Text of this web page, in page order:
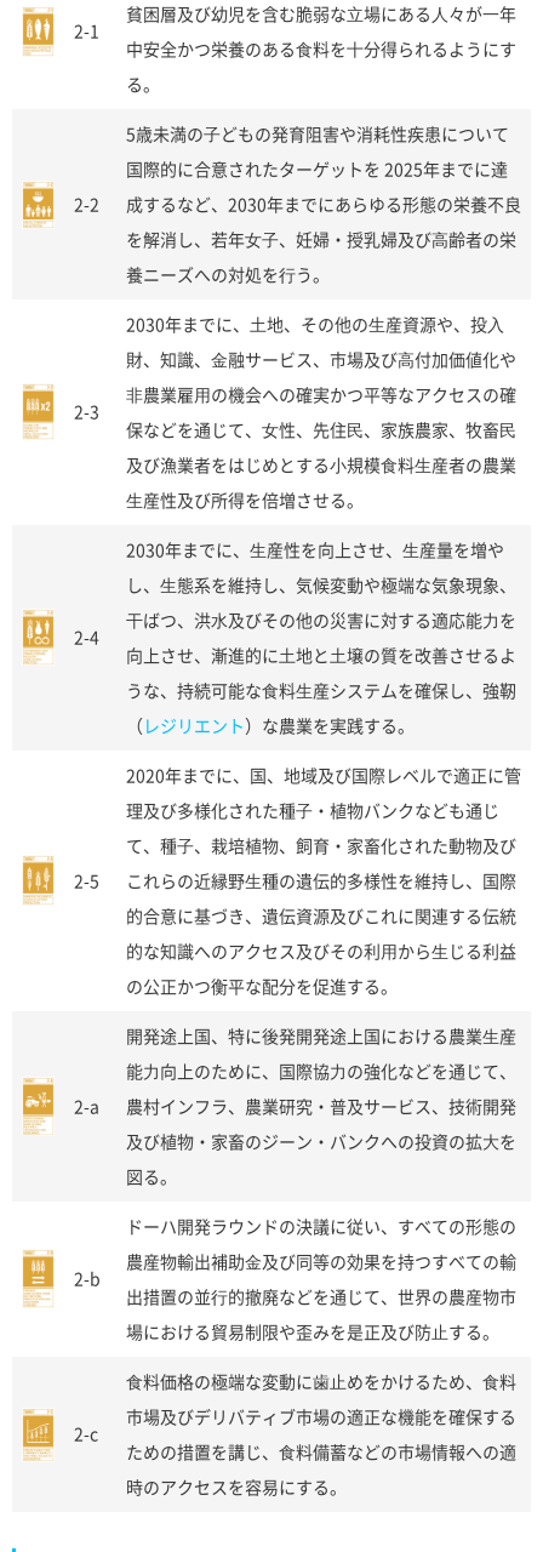
2-1
貧困層及び幼児を含む脆弱な⽴場にある⼈々が⼀年
中安全かつ栄養のある⾷料を⼗分得られるようにす
る。
2-2
5歳未満の⼦どもの発育阻害や消耗性疾患について
国際的に合意されたターゲットを 2025年までに達
成するなど、2030年までにあらゆる形態の栄養不良
を解消し、若年⼥⼦、妊婦・授乳婦及び⾼齢者の栄
養ニーズへの対処を⾏う。
2-3
2030年までに、⼟地、その他の⽣産資源や、投⼊
財、知識、⾦融サービス、市場及び⾼付加価値化や
⾮農業雇⽤の機会への確実かつ平等なアクセスの確
保などを通じて、⼥性、先住⺠、家族農家、牧畜⺠
及び漁業者をはじめとする⼩規模⾷料⽣産者の農業
⽣産性及び所得を倍増させる。
2-4
2030年までに、⽣産性を向上させ、⽣産量を増や
し、⽣態系を維持し、気候変動や極端な気象現象、
⼲ばつ、洪⽔及びその他の災害に対する適応能⼒を
向上させ、漸進的に⼟地と⼟壌の質を改善させるよ
うな、持続可能な⾷料⽣産システムを確保し、強靭
（ レジリエント）な農業を実践する。
2-5
2020年までに、国、地域及び国際レベルで適正に管
理及び多様化された種⼦・植物バンクなども通じ
て、種⼦、栽培植物、飼育・家畜化された動物及び
これらの近縁野⽣種の遺伝的多様性を維持し、国際
的合意に基づき、遺伝資源及びこれに関連する伝統
的な知識へのアクセス及びその利⽤から⽣じる利益
の公正かつ衡平な配分を促進する。
2-a
開発途上国、特に後発開発途上国における農業⽣産
能⼒向上のために、国際協⼒の強化などを通じて、
農村インフラ、農業研究・普及サービス、技術開発
及び植物・家畜のジーン・バンクへの投資の拡⼤を
図る。
2-b
ドーハ開発ラウンドの決議に従い、すべての形態の
農産物輸出補助⾦及び同等の効果を持つすべての輸
出措置の並⾏的撤廃などを通じて、世界の農産物市
場における貿易制限や歪みを是正及び防⽌する。
2-c
⾷料価格の極端な変動に⻭⽌めをかけるため、⾷料
市場及びデリバティブ市場の適正な機能を確保する
ための措置を講じ、⾷料備蓄などの市場情報への適
時のアクセスを容易にする。